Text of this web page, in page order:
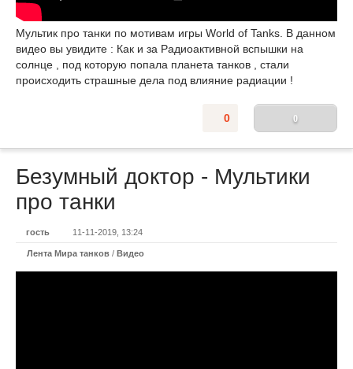
Мультик про танки по мотивам игры World of Tanks. В данном
видео вы увидите : Как и за Радиоактивной вспышки на
солнце , под которую попала планета танков , стали
происходить страшные дела под влияние радиации !
0
0
Безумный доктор - Мультики
про танки
гость 11-11-2019, 13:24
Лента Мира танков / Видео